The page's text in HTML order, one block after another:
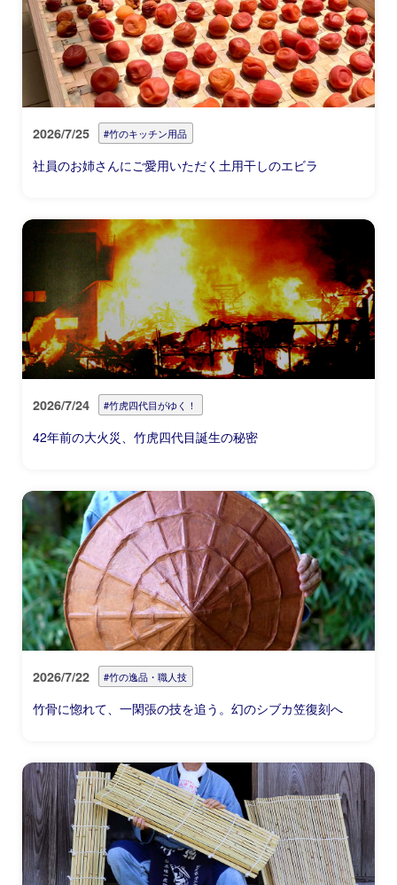
2026/7/25 #竹のキッチン用品
社員のお姉さんにご愛用いただく土用干しのエビラ
2026/7/24 #竹虎四代目がゆく！
42年前の大火災、竹虎四代目誕生の秘密
2026/7/22 #竹の逸品・職人技
竹骨に惚れて、一閑張の技を追う。幻のシブカ笠復刻へ